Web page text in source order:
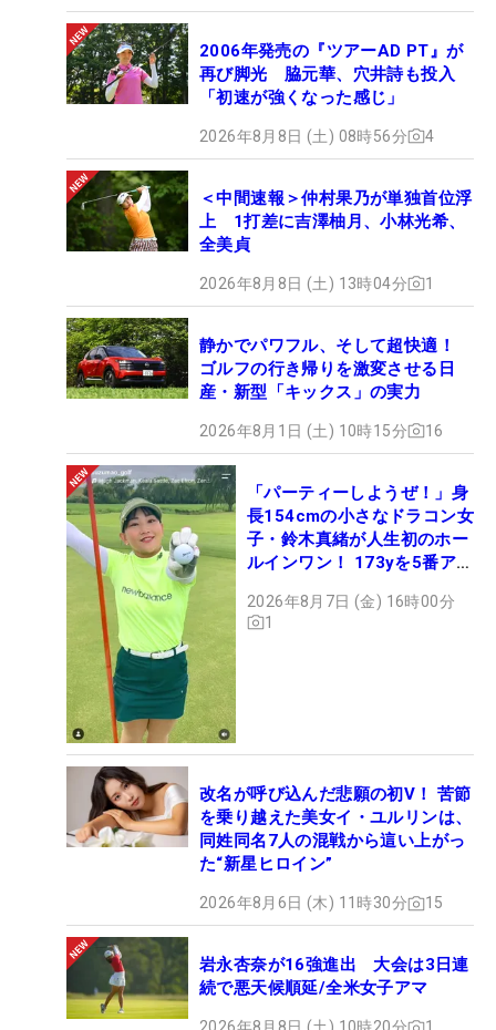
2006年発売の『ツアーAD PT』が
再び脚光 脇元華、穴井詩も投入
「初速が強くなった感じ」
2026年8月8日 (土) 08時56分 4
＜中間速報＞仲村果乃が単独首位浮
上 1打差に吉澤柚月、小林光希、
全美貞
2026年8月8日 (土) 13時04分 1
静かでパワフル、そして超快適！
ゴルフの行き帰りを激変させる日
産・新型「キックス」の実力
2026年8月1日 (土) 10時15分 16
「パーティーしようぜ！」身
長154cmの小さなドラコン女
子・鈴木真緒が人生初のホー
ルインワン！ 173yを5番アイ
2026年8月7日 (金) 16時00分
1
改名が呼び込んだ悲願の初V！ 苦節
を乗り越えた美女イ・ユルリンは、
同姓同名7人の混戦から這い上がっ
た“新星ヒロイン”
2026年8月6日 (木) 11時30分 15
岩永杏奈が16強進出 大会は3日連
続で悪天候順延/全米女子アマ